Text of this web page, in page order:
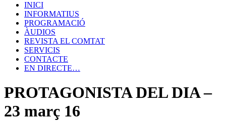
INICI
INFORMATIUS
PROGRAMACIÓ
ÀUDIOS
REVISTA EL COMTAT
SERVICIS
CONTACTE
EN DIRECTE…
PROTAGONISTA DEL DIA –
23 març 16